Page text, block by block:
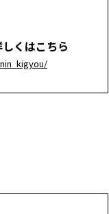
くはこちら